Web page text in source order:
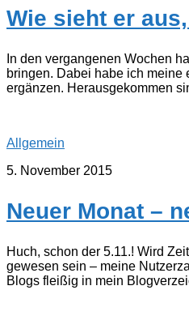
Wie sieht er
In den vergangenen Wochen
bringen. Dabei habe ich meine
ergänzen. Herausgekommen
Allgemein
5. November 2015
Neuer Monat –
Huch, schon der 5.11.! Wird
gewesen sein – meine
Blogs fleißig in mein